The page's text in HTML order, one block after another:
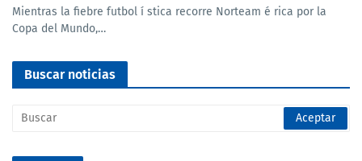
Mientras la fiebre futbol í stica recorre Norteam é rica por la
Copa del Mundo,…
Buscar noticias